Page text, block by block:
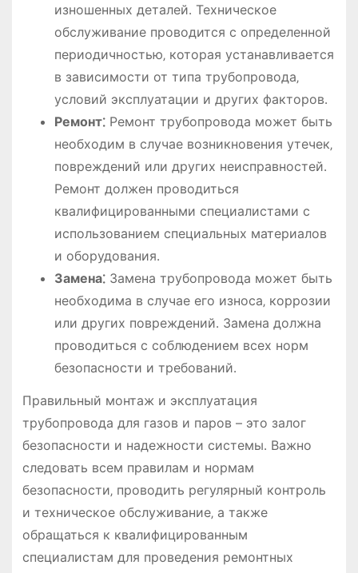
изношенных деталей․ Техническое
обслуживание проводится с определенной
периодичностью‚ которая устанавливается
в зависимости от типа трубопровода‚
условий эксплуатации и других факторов․
Ремонт⁚Ремонт трубопровода может быть
необходим в случае возникновения утечек‚
повреждений или других неисправностей․
Ремонт должен проводиться
квалифицированными специалистами с
использованием специальных материалов
и оборудования․
Замена⁚Замена трубопровода может быть
необходима в случае его износа‚ коррозии
или других повреждений․ Замена должна
проводиться с соблюдением всех норм
безопасности и требований․
Правильный монтаж и эксплуатация
трубопровода для газов и паров – это залог
безопасности и надежности системы․ Важно
следовать всем правилам и нормам
безопасности‚ проводить регулярный контроль
и техническое обслуживание‚ а также
обращаться к квалифицированным
специалистам для проведения ремонтных